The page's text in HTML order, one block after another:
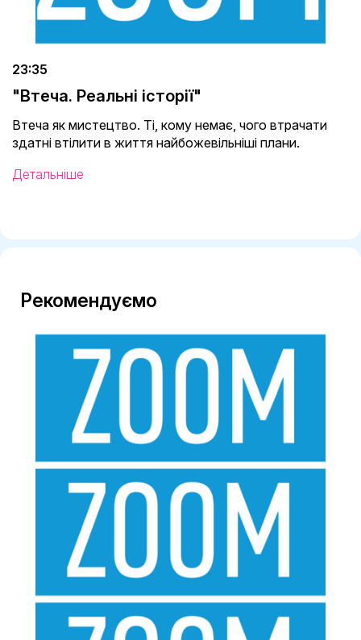
23:35
"Втеча. Реальні історії"
Втеча як мистецтво. Ті, кому немає, чого втрачати
здатні втілити в життя найбожевільніші плани.
Детальніше
Рекомендуємо